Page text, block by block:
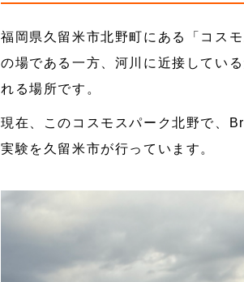
福岡県久留米市北野町にある「コス
の場である一方、河川に近接してい
れる場所です。
現在、このコスモスパーク北野で、
実験を久留米市が行っています。